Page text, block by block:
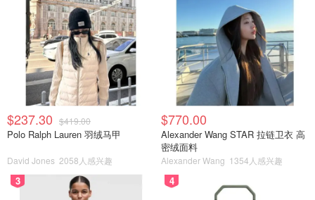
$237.30 $419.00
Polo Ralph Lauren 羽绒马甲
David Jones 2058人感兴趣
$770.00
Alexander Wang STAR 拉链卫衣 高
密绒面料
Alexander Wang 1354人感兴趣
3 4